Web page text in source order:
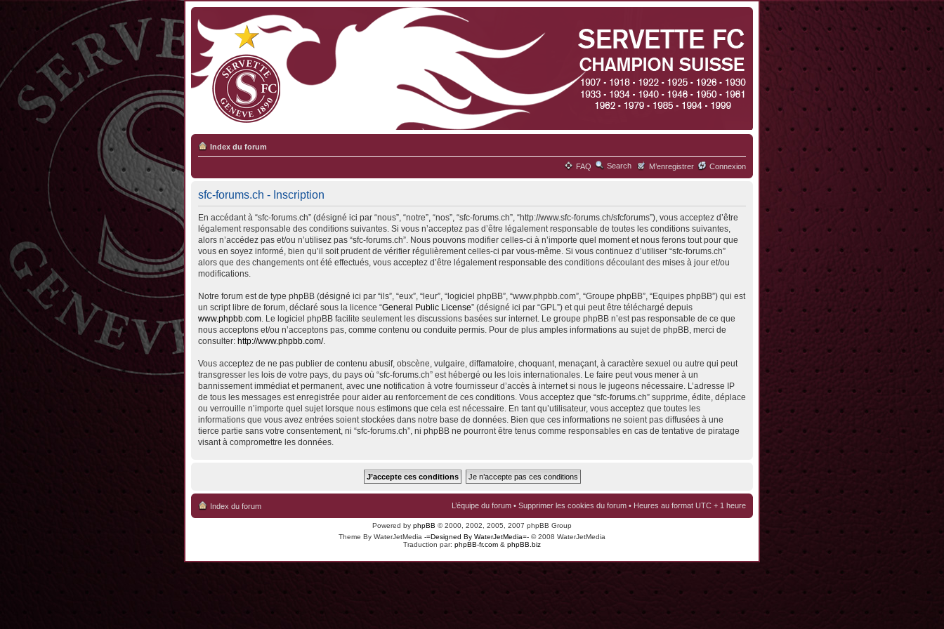
Index du forum
FAQ Search M’enregistrer Connexion
sfc-forums.ch - Inscription
En accédant à “sfc-forums.ch” (désigné ici par “nous”, “notre”, “nos”, “sfc-forums.ch”, “http://www.sfc-forums.ch/sfcforums”), vous acceptez d’être
légalement responsable des conditions suivantes. Si vous n’acceptez pas d’être légalement responsable de toutes les conditions suivantes,
alors n’accédez pas et/ou n’utilisez pas “sfc-forums.ch”. Nous pouvons modifier celles-ci à n’importe quel moment et nous ferons tout pour que
vous en soyez informé, bien qu’il soit prudent de vérifier régulièrement celles-ci par vous-même. Si vous continuez d’utiliser “sfc-forums.ch”
alors que des changements ont été effectués, vous acceptez d’être légalement responsable des conditions découlant des mises à jour et/ou
modifications.
Notre forum est de type phpBB (désigné ici par “ils”, “eux”, “leur”, “logiciel phpBB”, “www.phpbb.com”, “Groupe phpBB”, “Equipes phpBB”) qui est
un script libre de forum, déclaré sous la licence “General Public License” (désigné ici par “GPL”) et qui peut être téléchargé depuis
www.phpbb.com. Le logiciel phpBB facilite seulement les discussions basées sur internet. Le groupe phpBB n’est pas responsable de ce que
nous acceptons et/ou n’acceptons pas, comme contenu ou conduite permis. Pour de plus amples informations au sujet de phpBB, merci de
consulter: http://www.phpbb.com/.
Vous acceptez de ne pas publier de contenu abusif, obscène, vulgaire, diffamatoire, choquant, menaçant, à caractère sexuel ou autre qui peut
transgresser les lois de votre pays, du pays où “sfc-forums.ch” est hébergé ou les lois internationales. Le faire peut vous mener à un
bannissement immédiat et permanent, avec une notification à votre fournisseur d’accès à internet si nous le jugeons nécessaire. L’adresse IP
de tous les messages est enregistrée pour aider au renforcement de ces conditions. Vous acceptez que “sfc-forums.ch” supprime, édite, déplace
ou verrouille n’importe quel sujet lorsque nous estimons que cela est nécessaire. En tant qu’utilisateur, vous acceptez que toutes les
informations que vous avez entrées soient stockées dans notre base de données. Bien que ces informations ne soient pas diffusées à une
tierce partie sans votre consentement, ni “sfc-forums.ch”, ni phpBB ne pourront être tenus comme responsables en cas de tentative de piratage
visant à compromettre les données.
Index du forum L’équipe du forum • Supprimer les cookies du forum • Heures au format UTC + 1 heure
Powered by phpBB © 2000, 2002, 2005, 2007 phpBB Group
Theme By WaterJetMedia -=Designed By WaterJetMedia=- © 2008 WaterJetMedia
Traduction par: phpBB-fr.com & phpBB.biz